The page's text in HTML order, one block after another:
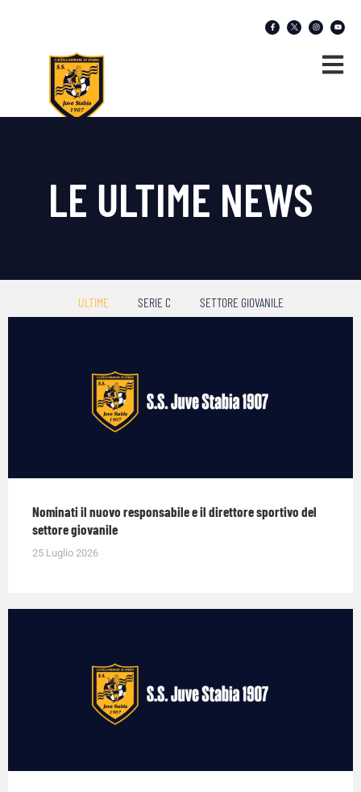
LE ULTIME NEWS
ULTIME SERIE C SETTORE GIOVANILE
Nominati il nuovo responsabile e il direttore sportivo del
settore giovanile
25 Luglio 2026